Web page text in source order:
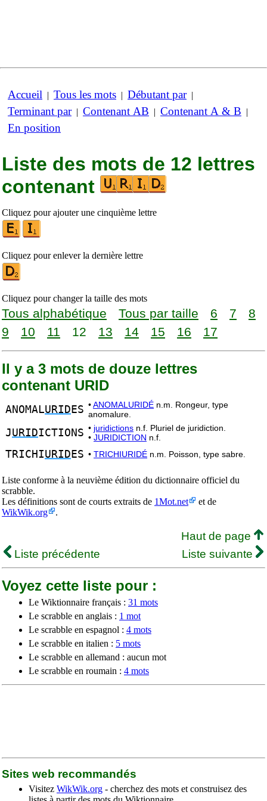
Accueil | Tous les mots | Débutant par|
Terminant par| Contenant AB | Contenant A & B |
En position
Liste des mots de 12 lettres
contenant
Cliquez pour ajouter une cinquième lettre
Cliquez pour enlever la dernière lettre
Cliquez pour changer la taille des mots
Tous alphabétique Tous par taille 6 7
8
9
10 11 12 13 14 15 16 17
Il y a 3 mots de douze lettres
contenant URID
ANOMALURID ES •ANOMALURIDÉ n.m. Rongeur, type
anomalure.
JURIDICTIONS • juridictions n.f. Pluriel de juridiction.
• JURIDICTION n.f.
TRICHIURID ES • TRICHIURIDÉ n.m. Poisson, type sabre.
Liste conforme à la neuvième édition du dictionnaire officiel du
scrabble.
Les définitions sont de courts extraits de 1Mot.net
et de
WikWik.org
.
Haut de page
Liste précédente
Liste suivante
Voyez cette liste pour :
Le Wiktionnaire français : 31 mots
Le scrabble en anglais : 1 mot
Le scrabble en espagnol : 4 mots
Le scrabble en italien : 5 mots
Le scrabble en allemand : aucun mot
Le scrabble en roumain : 4 mots
Sites web recommandés
Visitez WikWik.org - cherchez des mots et construisez des